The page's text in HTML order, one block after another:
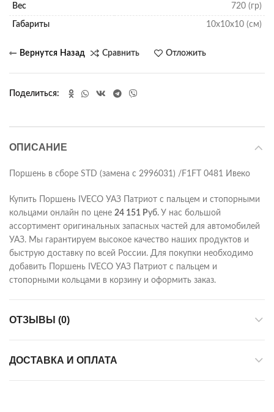
Вес 720 (гр)
Габариты 10х10х10 (см)
Сравнить Отложить
Поделиться
ОПИСАНИЕ
Поршень в сборе STD (замена с 2996031) /F1FT 0481 Ивеко
Купить Поршень IVECO УАЗ Патриот с пальцем и стопорными
кольцами онлайн по цене 24 151 Руб. У нас большой
ассортимент оригинальных запасных частей для автомобилей
УАЗ. Мы гарантируем высокое качество наших продуктов и
быструю доставку по всей России. Для покупки необходимо
добавить Поршень IVECO УАЗ Патриот с пальцем и
стопорными кольцами в корзину и оформить заказ.
ОТЗЫВЫ (0)
ДОСТАВКА И ОПЛАТА